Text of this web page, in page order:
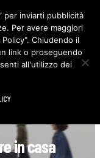
F
c
e
b
o
I
n
s
t
in casa
per inviarti pubblicità
Per avere maggiori
Chiudendo il
link o proseguendo
all'utilizzo dei